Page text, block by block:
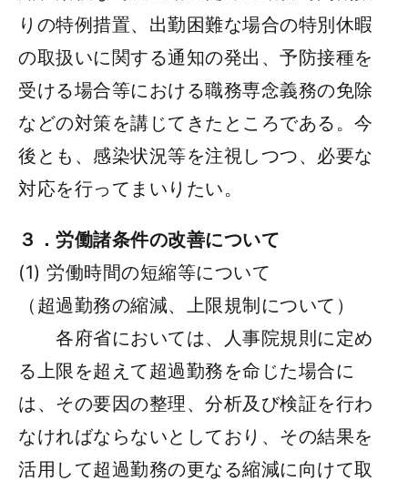
りの特例措置、出勤困難な場合の特別休暇
の取扱いに関する通知の発出、予防接種を
受ける場合等における職務専念義務の免除
などの対策を講じてきたところである。今
後とも、感染状況等を注視しつつ、必要な
対応を行ってまいりたい。
３．労働諸条件の改善について
(1) 労働時間の短縮等について
（超過勤務の縮減、上限規制について）
各府省においては、人事院規則に定め
る上限を超えて超過勤務を命じた場合に
は、その要因の整理、分析及び検証を行わ
なければならないとしており、その結果を
活用して超過勤務の更なる縮減に向けて取